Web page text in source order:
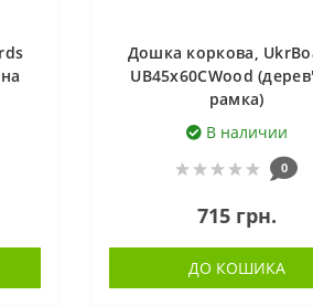
Дошка коркова,
UB45x60CWood
рамка)
В наличии
0
715 грн.
ДО КОШИКА